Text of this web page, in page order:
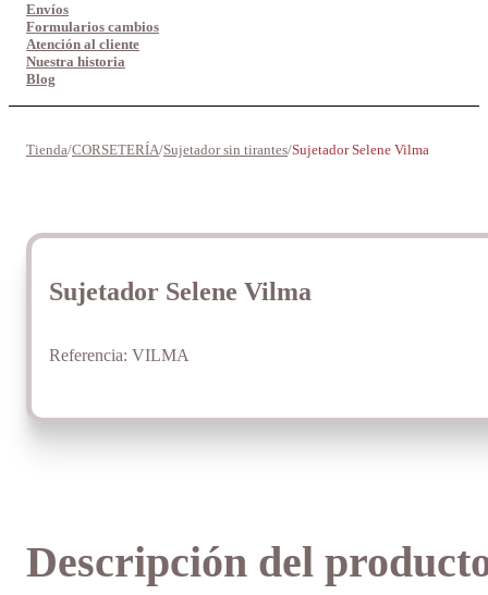
Envíos
Formularios cambios
Atención al cliente
Nuestra historia
Blog
Tienda/CORSETERÍA/Sujetador sin tirantes/Sujetador Selene Vilma
Sujetador Selene Vilma
Referencia: VILMA
Descripción del